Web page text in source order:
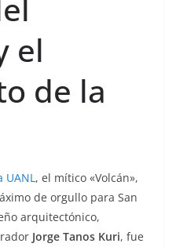
el
de la
, el mítico «Volcán»,
de orgullo para San
arquitectónico,
Jorge Tanos Kuri, fue